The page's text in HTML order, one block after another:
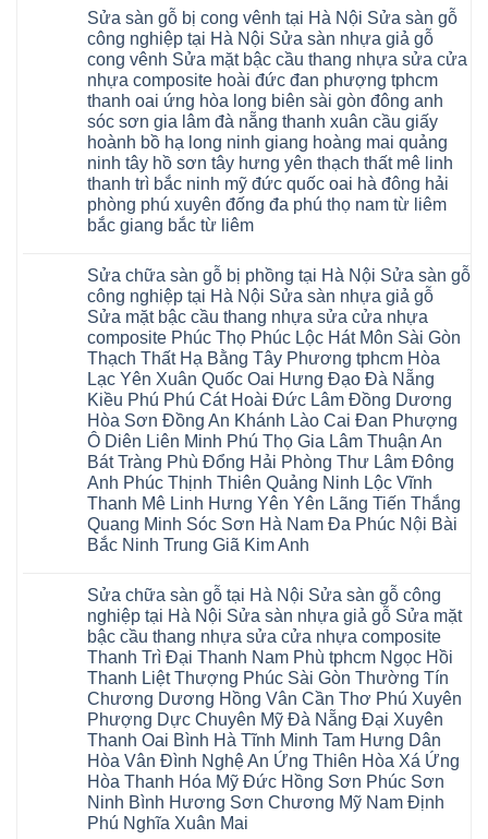
4mm
6mm
8mm
10mm
12mm
tại
nhà
Ziccos
Flortex
Wilson
black
Hobi
wood
Glotex
Kosmos
Hobi
wood
đế
cao
su
IXPE
Hưng
Yên
Sài
Gòn
Ân
Thi
Hoàng
Mai
Hào
Tiên
Lữ
Từ
Liêm
Phù
Cừ
Thanh
Xuân
Kim
Động
Văn
Giang
Cầu
Giấy
Văn
Lâm
tphcm
Khoái
Châu
sửa
chữa
Sửa
nhựa
giả
gỗ
hèm
khóa
giá
rẻ
4mm
6mm
8mm
10mm
12mm
chịu
nhà
hà
nội
Ziccos
Flortex
black
Hobi
wood
Glotex
Kosmos
Hobi
wood
Charm
wood
đế
cao
su
IXPE
Phú
Trì
Thanh
Xuân
Đoan
Hùng
Thanh
Ba
Giấy
Hạ
Hòa
Cẩm
Khê
Tây
Hồ
Yên
Lập
Thanh
bình
luận
ở
Sửa
sàn
gỗ
bị
ngấm
nước
tại
Hà
Sửa
sàn
gỗ
công
Hà
Nội
Sửa
sàn
giả
cong
vênh
Sửa
mặt
bậc
cầu
thang
nhựa
sửa
cửa
composite
tpHCM
Hoài
Đức
Bình
Dương
Thủ
Đức
Thanh
Xuân
Thái
Nguyên
Phú
Thọ
Bắc
Giang
Long
Biên
Hải
Dương
Sửa sàn gỗ bị cong vênh tại Hà Nội Sửa sàn gỗ
công nghiệp tại Hà Nội Sửa sàn nhựa giả gỗ
cong vênh Sửa mặt bậc cầu thang nhựa sửa cửa
nhựa composite hoài đức đan phượng tphcm
thanh oai ứng hòa long biên sài gòn đông anh
sóc sơn gia lâm đà nẵng thanh xuân cầu giấy
hoành bồ hạ long ninh giang hoàng mai quảng
ninh tây hồ sơn tây hưng yên thạch thất mê linh
thanh trì bắc ninh mỹ đức quốc oai hà đông hải
phòng phú xuyên đống đa phú thọ nam từ liêm
bắc giang bắc từ liêm
bình
luận
ở
Sửa
sàn
gỗ
cong
vênh
tại
Hà
Nội
Sửa
sàn
gỗ
công
nghiệp
tại
Hà
Nội
nhựa
giả
gỗ
cong
vênh
Sửa
mặt
bậc
cầu
thang
nhựa
sửa
cửa
nhựa
composite
hoài
đức
đan
Sửa chữa sàn gỗ bị phồng tại Hà Nội Sửa sàn gỗ
công nghiệp tại Hà Nội Sửa sàn nhựa giả gỗ
Sửa mặt bậc cầu thang nhựa sửa cửa nhựa
composite Phúc Thọ Phúc Lộc Hát Môn Sài Gòn
Thạch Thất Hạ Bằng Tây Phương tphcm Hòa
Lạc Yên Xuân Quốc Oai Hưng Đạo Đà Nẵng
Kiều Phú Phú Cát Hoài Đức Lâm Đồng Dương
Hòa Sơn Đồng An Khánh Lào Cai Đan Phượng
Ô Diên Liên Minh Phú Thọ Gia Lâm Thuận An
Bát Tràng Phù Đổng Hải Phòng Thư Lâm Đông
Anh Phúc Thịnh Thiên Quảng Ninh Lộc Vĩnh
Thanh Mê Linh Hưng Yên Yên Lãng Tiến Thắng
Quang Minh Sóc Sơn Hà Nam Đa Phúc Nội Bài
Bắc Ninh Trung Giã Kim Anh
bình
luận
ở
Sửa
chữa
sàn
bị
phồng
tại
Hà
Sửa
sàn
gỗ
công
nghiệp
Sửa chữa sàn gỗ tại Hà Nội Sửa sàn gỗ công
nghiệp tại Hà Nội Sửa sàn nhựa giả gỗ Sửa mặt
bậc cầu thang nhựa sửa cửa nhựa composite
Thanh Trì Đại Thanh Nam Phù tphcm Ngọc Hồi
Thanh Liệt Thượng Phúc Sài Gòn Thường Tín
Chương Dương Hồng Vân Cần Thơ Phú Xuyên
Phượng Dực Chuyên Mỹ Đà Nẵng Đại Xuyên
Thanh Oai Bình Hà Tĩnh Minh Tam Hưng Dân
Hòa Vân Đình Nghệ An Ứng Thiên Hòa Xá Ứng
Hòa Thanh Hóa Mỹ Đức Hồng Sơn Phúc Sơn
Ninh Bình Hương Sơn Chương Mỹ Nam Định
Phú Nghĩa Xuân Mai